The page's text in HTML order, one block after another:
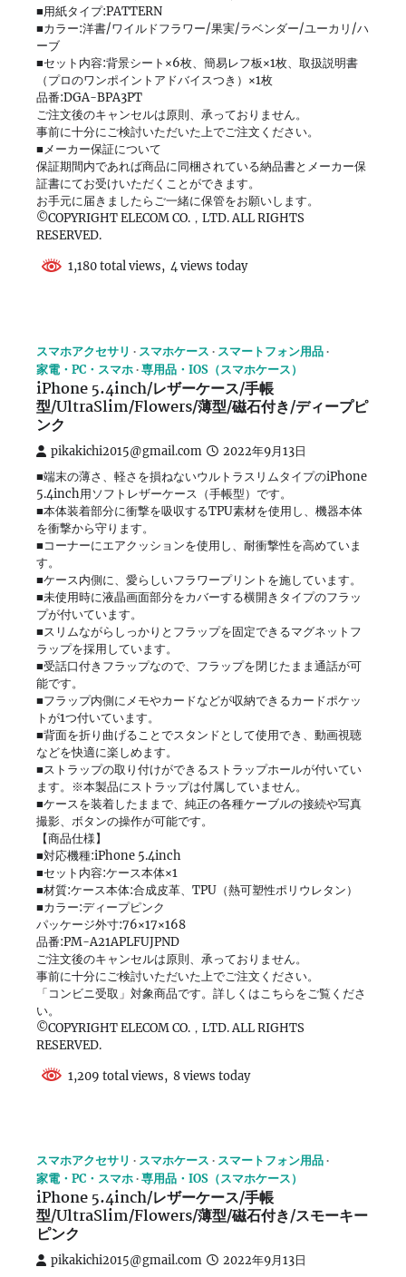
■用紙タイプ:PATTERN
■カラー:洋書/ワイルドフラワー/果実/ラベンダー/ユーカリ/ハ
ーブ
■セット内容:背景シート×6枚、簡易レフ板×1枚、取扱説明書
（プロのワンポイントアドバイスつき）×1枚
品番:DGA-BPA3PT
ご注文後のキャンセルは原則、承っておりません。
事前に十分にご検討いただいた上でご注文ください。
■メーカー保証について
保証期間内であれば商品に同梱されている納品書とメーカー保
証書にてお受けいただくことができます。
お手元に届きましたらご一緒に保管をお願いします。
©COPYRIGHT ELECOM CO.，LTD. ALL RIGHTS
RESERVED.
1,180 total views, 4 views today
スマホアクセサリ スマホケース
スマートフォン用品
家電・PC・スマホ 専用品・IOS（スマホケース）
iPhone 5.4inch/レザーケース/手帳
型/UltraSlim/Flowers/薄型/磁石付き/ディープピ
ンク
pikakichi2015@gmail.com 2022年9月13日
■端末の薄さ、軽さを損ねないウルトラスリムタイプのiPhone
5.4inch用ソフトレザーケース（手帳型）です。
■本体装着部分に衝撃を吸収するTPU素材を使用し、機器本体
を衝撃から守ります。
■コーナーにエアクッションを使用し、耐衝撃性を高めていま
す。
■ケース内側に、愛らしいフラワープリントを施しています。
■未使用時に液晶画面部分をカバーする横開きタイプのフラッ
プが付いています。
■スリムながらしっかりとフラップを固定できるマグネットフ
ラップを採用しています。
■受話口付きフラップなので、フラップを閉じたまま通話が可
能です。
■フラップ内側にメモやカードなどが収納できるカードポケッ
トが1つ付いています。
■背面を折り曲げることでスタンドとして使用でき、動画視聴
などを快適に楽しめます。
■ストラップの取り付けができるストラップホールが付いてい
ます。※本製品にストラップは付属していません。
■ケースを装着したままで、純正の各種ケーブルの接続や写真
撮影、ボタンの操作が可能です。
【商品仕様】
■対応機種:iPhone 5.4inch
■セット内容:ケース本体×1
■材質:ケース本体:合成皮革、TPU（熱可塑性ポリウレタン）
■カラー:ディープピンク
パッケージ外寸:76×17×168
品番:PM-A21APLFUJPND
ご注文後のキャンセルは原則、承っておりません。
事前に十分にご検討いただいた上でご注文ください。
「コンビニ受取」対象商品です。詳しくはこちらをご覧くださ
い。
©COPYRIGHT ELECOM CO.，LTD. ALL RIGHTS
RESERVED.
1,209 total views, 8 views today
スマホアクセサリ スマホケース
スマートフォン用品
家電・PC・スマホ 専用品・IOS（スマホケース）
iPhone 5.4inch/レザーケース/手帳
型/UltraSlim/Flowers/薄型/磁石付き/スモーキー
ピンク
pikakichi2015@gmail.com 2022年9月13日